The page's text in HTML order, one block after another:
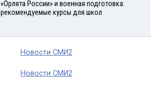
«Орлята России» и военная подготовка:
рекомендуемые курсы для школ
Новости СМИ2
Новости СМИ2